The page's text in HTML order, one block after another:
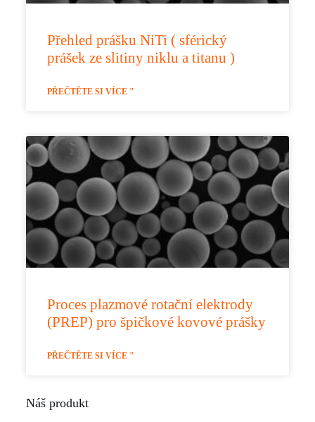
Přehled prášku NiTi ( sférický
prášek ze slitiny niklu a titanu )
PŘEČTĚTE SI VÍCE "
Proces plazmové rotační elektrody
(PREP) pro špičkové kovové prášky
PŘEČTĚTE SI VÍCE "
Náš produkt